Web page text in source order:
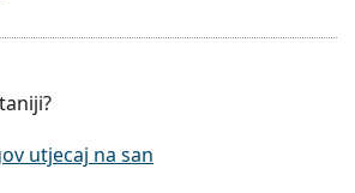
utjecaj na san